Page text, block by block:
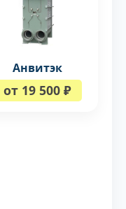
Анвитэк
от 19 500 ₽